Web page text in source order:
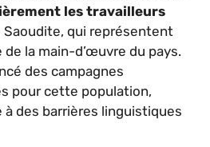
les travailleurs
Saoudite, qui représentent
la main-d’œuvre du pays.
des campagnes
pour cette population,
des barrières linguistiques